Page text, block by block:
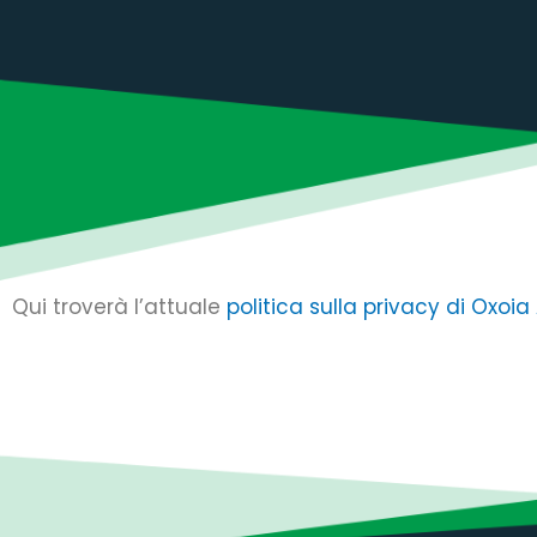
Qui troverà l’attuale politica sulla privacy di Oxoia